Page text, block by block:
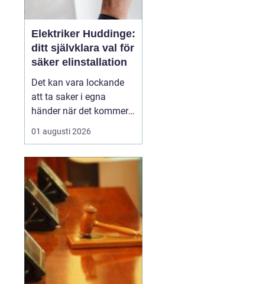
Elektriker Huddinge:
ditt självklara val för
säker elinstallation
Det kan vara lockande
att ta saker i egna
händer när det kommer
till hemförbättringar,
men när det handlar om
alltid bäst att vända sig
till ett proffs. I Huddinge
finns det många ...
01 augusti 2026